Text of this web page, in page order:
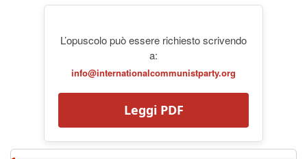
L’opuscolo può essere richiesto scrivendo
a:
info@internationalcommunistparty.org
Leggi PDF